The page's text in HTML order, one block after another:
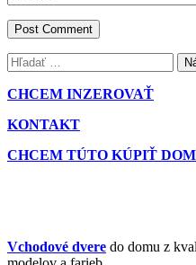
Hľadať:
CHCEM INZEROVAŤ
KONTAKT
CHCEM TÚTO KÚPIŤ
Vchodové dvere do domu z